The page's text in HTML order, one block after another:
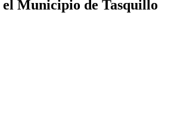
el Municipio de Tasquillo